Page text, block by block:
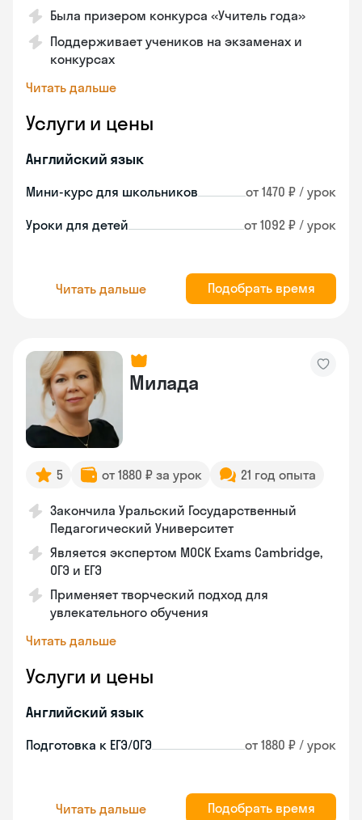
Была призером конкурса «Учитель года»
Поддерживает учеников на экзаменах и
конкурсах
Читать дальше
Услуги и цены
Английский язык
Мини-курс для школьников от 1470 ₽ / урок
Уроки для детей от 1092 ₽ / урок
Читать дальше Подобрать время
Милада
5 от 1880 ₽ за урок 21 год опыта
Закончила Уральский Государственный
Педагогический Университет
Является экспертом MOCK Exams Cambridge,
ОГЭ и ЕГЭ
Применяет творческий подход для
увлекательного обучения
Читать дальше
Услуги и цены
Английский язык
Подготовка к ЕГЭ/ОГЭ от 1880 ₽ / урок
Читать дальше Подобрать время